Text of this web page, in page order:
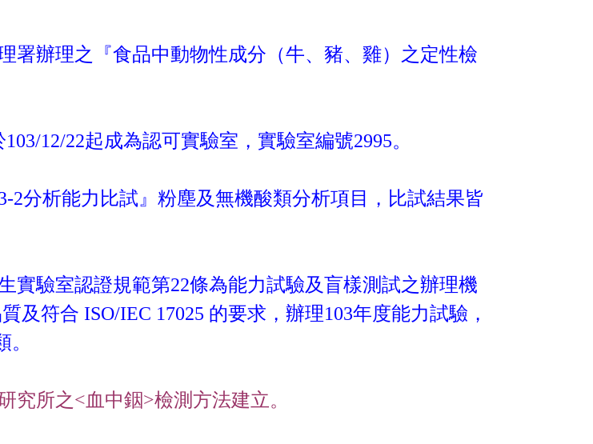
署辦理之『食品中動物性成分（牛、豬、雞）之定性檢
12/22起成為認可實驗室，實驗室編號2995。
2分析能力比試』粉塵及無機酸類分析項目，比試結果皆
實驗室認證規範第22條為能力試驗及盲樣測試之辦理機
符合 ISO/IEC 17025 的要求，辦理103年度能力試驗，
究所之<血中銦>檢測方法建立。